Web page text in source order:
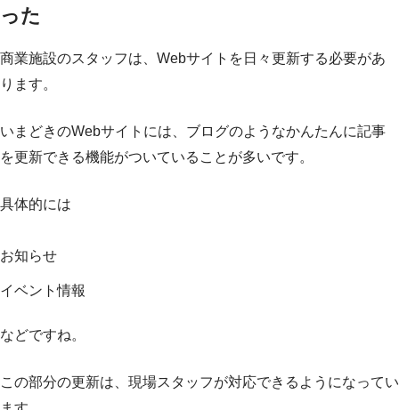
った
商業施設のスタッフは、Webサイトを日々更新する必要があ
ります。
いまどきのWebサイトには、ブログのようなかんたんに記事
を更新できる機能がついていることが多いです。
具体的には
お知らせ
イベント情報
などですね。
この部分の更新は、現場スタッフが対応できるようになってい